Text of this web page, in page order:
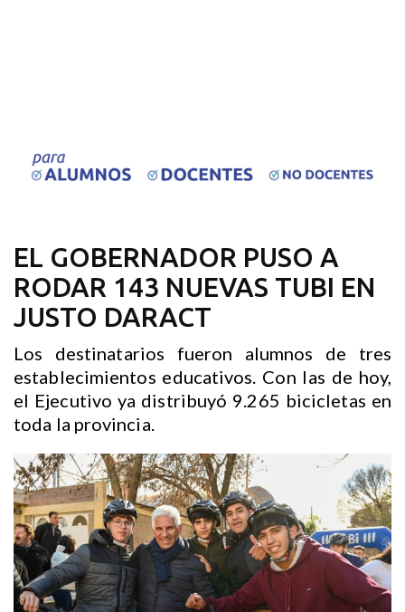
EL GOBERNADOR PUSO A
RODAR 143 NUEVAS TUBI EN
JUSTO DARACT
Los destinatarios fueron alumnos de tres
establecimientos educativos. Con las de hoy,
el Ejecutivo ya distribuyó 9.265 bicicletas en
toda la provincia.